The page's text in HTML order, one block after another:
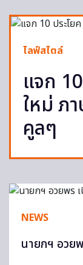
ไลฟ์สไตล์
แจก
ใหม่ ภ
คูลๆ
NEWS
นายกฯ อวย